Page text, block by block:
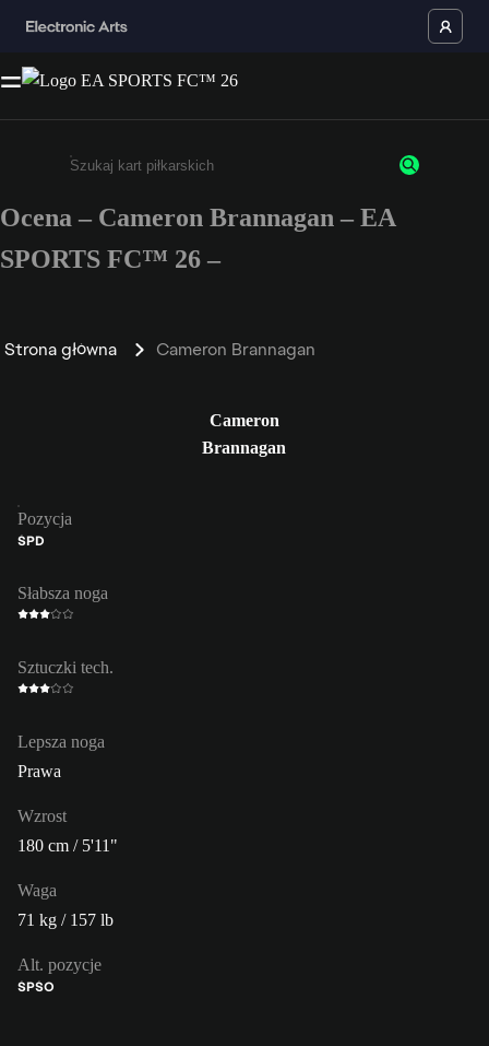
Wpisz co najmniej 3 znaki lub cyfry.
Ocena – Cameron Brannagan – EA
SPORTS FC™ 26 –
Strona główna Cameron Brannagan
Cameron
Brannagan
Pozycja
ŚPD
Słabsza noga
Sztuczki tech.
Lepsza noga
Prawa
Wzrost
180 cm / 5'11"
Waga
71 kg / 157 lb
Alt. pozycje
ŚPŚO